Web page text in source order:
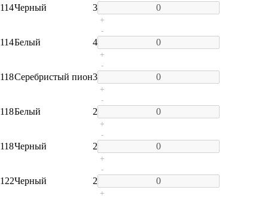
114Черный 3
+
114Белый 4
-
+
118Серебристый пион3
-
+
118Белый 2
-
+
118Черный 2
-
+
122Черный 2
-
+